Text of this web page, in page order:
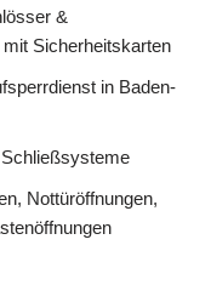
&
Sicherheitskarten
in Baden-
Nottüröffnungen,